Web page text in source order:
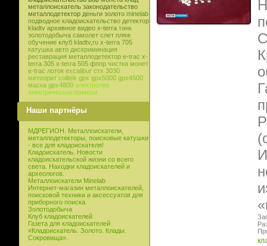
металлоискатель законодательство
металлодетектор деньги золото minelab
подводное кладоискательство детектор
kladtv архивное видео x-terra танк
золотодобыча самолет слет пляж
обучение клуб kladtv,ru x-terra 705
катушка авто дискриминация
реставрация металлодетектор e-trac x-
terra 305 x-terra 505 фппр чистка монет
e-trac лоток excalibur стх 3030
метеорит coiltek gpx gpx5000 gpx4500
маска gpx4800 электролиз
электрические помехи
Наши партнёры
МДРЕГИОН. Металлоискатели,
металлодетекторы, поисковые катушки
- все для кладоискателя!
Кладоискатель. Новости
кладоискательской жизни со всего
света. Находки кладоискателей и
археологов.
Металлоискатели Minelab
Интернет-магазин металлоискателей,
поисковой техники и аксессуатов для
приборного поиска.
Золотодобыча
Клуб кладоискателей
Газета для кладоискателей
«Кладоискатель. Золото. Клады.
Сокровища».